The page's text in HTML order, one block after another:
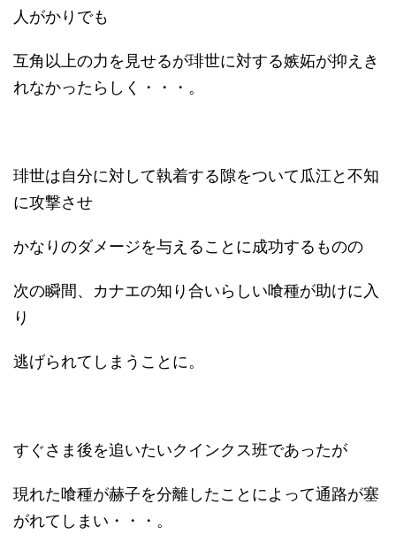
人がかりでも
互角以上の力を見せるが琲世に対する嫉妬が抑えき
れなかったらしく・・・。
琲世は自分に対して執着する隙をついて瓜江と不知
に攻撃させ
かなりのダメージを与えることに成功するものの
次の瞬間、カナエの知り合いらしい喰種が助けに入
り
逃げられてしまうことに。
すぐさま後を追いたいクインクス班であったが
現れた喰種が赫子を分離したことによって通路が塞
がれてしまい・・・。